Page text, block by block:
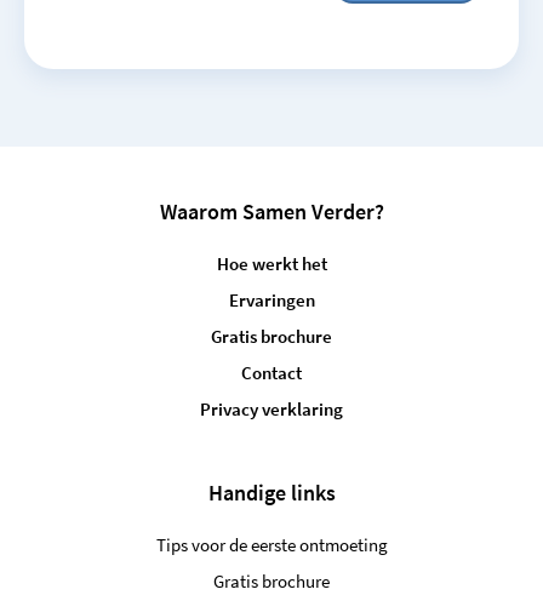
Waarom Samen Verder?
Hoe werkt het
Ervaringen
Gratis brochure
Contact
Privacy verklaring
Handige links
Tips voor de eerste ontmoeting
Gratis brochure